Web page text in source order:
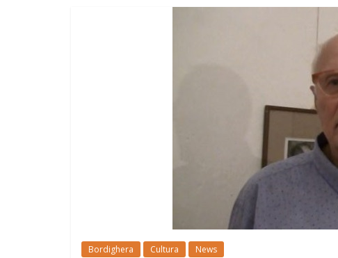
Bordighera Cultura News